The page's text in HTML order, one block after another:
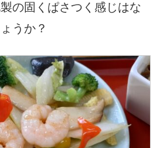
の固くぱさつく感じはな
うか？